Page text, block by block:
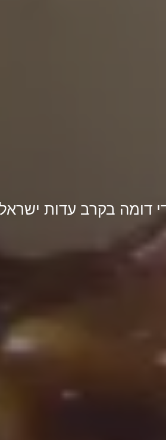
דומה בקרב עדות